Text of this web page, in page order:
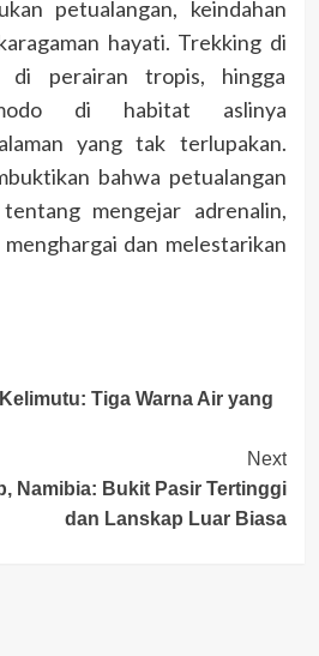
petualangan, keindahan
hayati. Trekking di
di perairan tropis, hingga
di habitat aslinya
yang tak terlupakan.
bahwa petualangan
mengejar adrenalin,
dan melestarikan
Tiga Warna Air yang
Next
Namibia: Bukit Pasir Tertinggi
dan Lanskap Luar Biasa